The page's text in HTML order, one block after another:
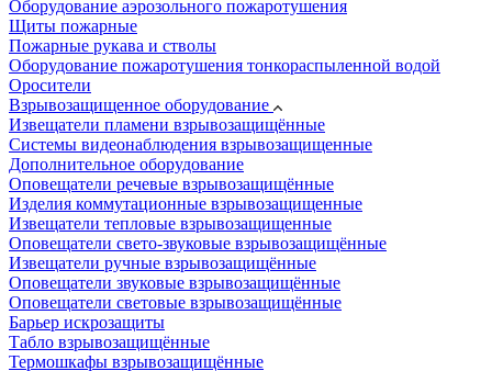
Оборудование аэрозольного пожаротушения
Щиты пожарные
Пожарные рукава и стволы
Оборудование пожаротушения тонкораспыленной водой
Оросители
Взрывозащищенное оборудование
Извещатели пламени взрывозащищённые
Системы видеонаблюдения взрывозащищенные
Дополнительное оборудование
Оповещатели речевые взрывозащищённые
Изделия коммутационные взрывозащищенные
Извещатели тепловые взрывозащищенные
Оповещатели свето-звуковые взрывозащищённые
Извещатели ручные взрывозащищённые
Оповещатели звуковые взрывозащищённые
Оповещатели световые взрывозащищённые
Барьер искрозащиты
Табло взрывозащищённые
Термошкафы взрывозащищённые